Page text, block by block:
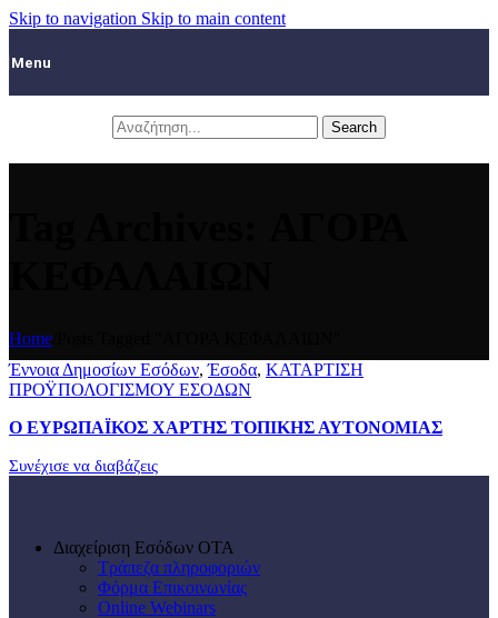
Skip to navigation Skip to main content
Menu
Search
Home
Έννοια Δημοσίων Εσόδων,Έσοδα, ΚΑΤΑΡΤΙΣΗ
ΠΡΟΫΠΟΛΟΓΙΣΜΟΥ ΕΣΟΔΩΝ
Ο ΕΥΡΩΠΑΪΚΟΣ ΧΑΡΤΗΣ ΤΟΠΙΚΗΣ ΑΥΤΟΝΟΜΙΑΣ
Συνέχισε να διαβάζεις
Διαχείριση Εσόδων ΟΤΑ
Τράπεζα πληροφοριών
Φόρμα Επικοινωνίας
Online Webinars